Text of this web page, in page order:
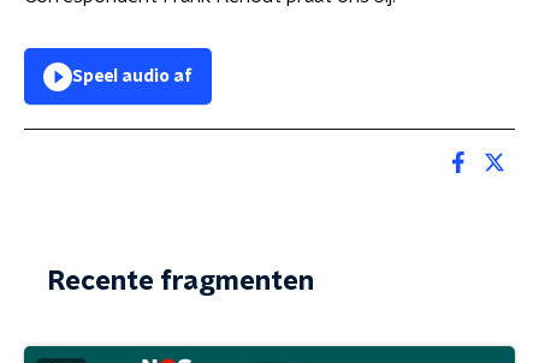
Speel audio af
Recente fragmenten